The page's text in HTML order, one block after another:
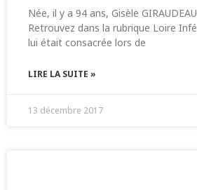
Née, il y a 94 ans, Gisèle
Retrouvez dans la rubrique Loire
lui était consacrée lors de
LIRE LA SUITE »
13 décembre 2017